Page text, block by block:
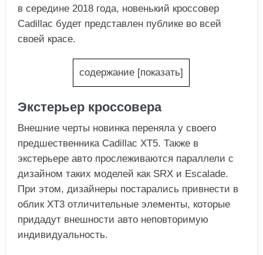
в середине 2018 года, новенький кроссовер
Cadillac будет представлен публике во всей
своей красе.
содержание [показать]
Экстерьер кроссовера
Внешние черты новинка переняла у своего
предшественника Cadillac ХТ5. Также в
экстерьере авто прослеживаются параллели с
дизайном таких моделей как SRX и Escalade.
При этом, дизайнеры постарались привнести в
облик ХТ3 отличительные элементы, которые
придадут внешности авто неповторимую
индивидуальность.